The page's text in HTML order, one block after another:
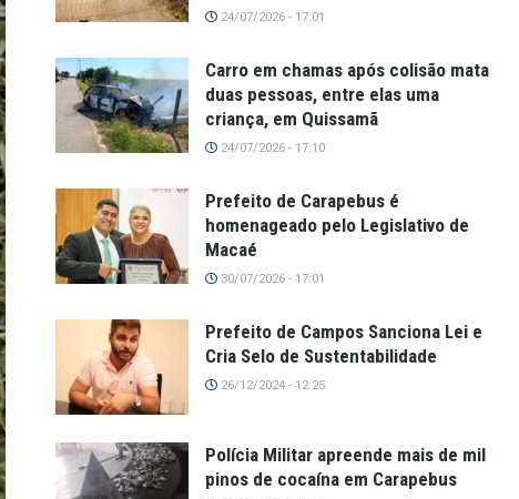
24/07/2026 - 17:01
Carro em chamas após colisão mata
duas pessoas, entre elas uma
criança, em Quissamã
24/07/2026 - 17:10
Prefeito de Carapebus é
homenageado pelo Legislativo de
Macaé
30/07/2026 - 17:01
Prefeito de Campos Sanciona Lei e
Cria Selo de Sustentabilidade
26/12/2024 - 12:25
Polícia Militar apreende mais de mil
pinos de cocaína em Carapebus